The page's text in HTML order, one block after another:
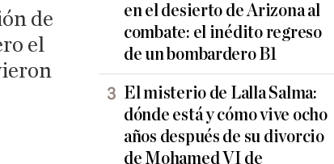
de
el
en el desierto de Arizona al
combate: el inédito regreso
de un bombardero B1
El misterio de Lalla Salma:
dónde está y cómo vive ocho
años después de su divorcio
de Mohamed VI de